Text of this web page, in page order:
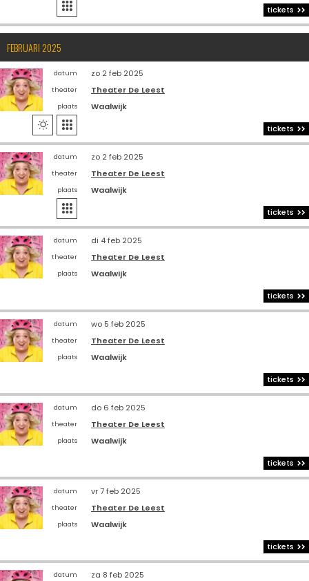
 tickets
FEBRUARI 2025
datum zo 2 feb 2025
theater Theater De Leest
plaats Waalwijk
  tickets
datum zo 2 feb 2025
theater Theater De Leest
plaats Waalwijk
 tickets
datum di 4 feb 2025
theater Theater De Leest
plaats
Waalwijk
tickets
datum wo 5 feb 2025
theater Theater De Leest
plaats
Waalwijk
tickets
datum do 6 feb 2025
theater Theater De Leest
plaats
Waalwijk
tickets
datum vr 7 feb 2025
theater Theater De Leest
plaats
Waalwijk
tickets
datum za 8 feb 2025